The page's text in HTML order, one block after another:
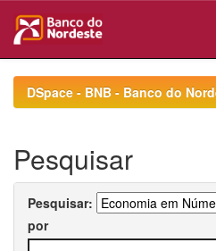
navigationDSpace - BNB - Banco do
Pesquisar
Pesquisar:
por